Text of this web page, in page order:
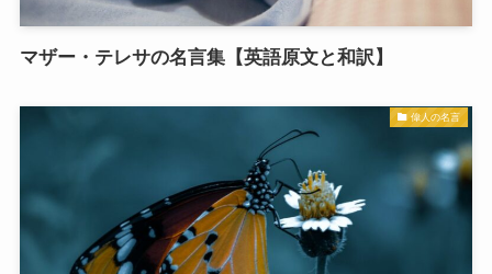
マザー・テレサの名言集【英語原文と和訳】
偉人の名言